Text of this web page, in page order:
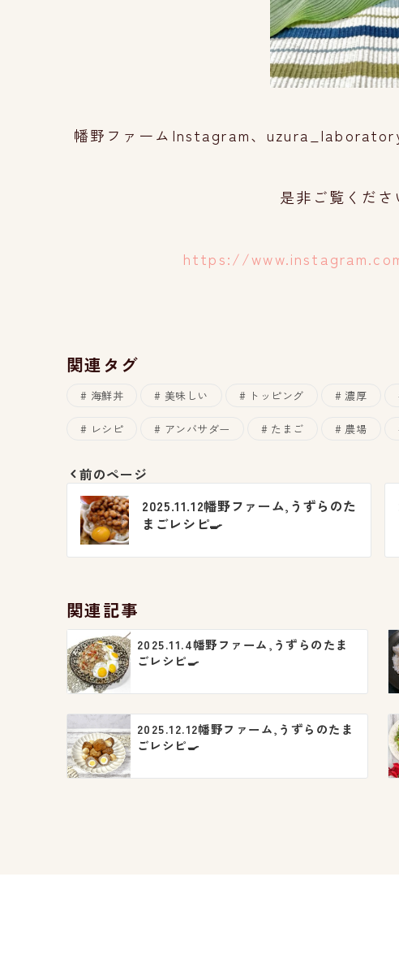
幡野ファームInstagram、
是非ご覧くだ
https://
関連タグ
海鮮丼 美味しい トッピング 濃厚
レシピ アンバサダー たまご 農場
投
稿
ナ
ゲ
ー
シ
ョ
ン
前のページ
2025.11.12幡野ファーム,うずらのた
まごレシピ🍳
関連記事
2025.11.4幡野ファーム,うずらのたま
ごレシピ🍳
2025.12.12幡野ファーム,うずらのたま
ごレシピ🍳